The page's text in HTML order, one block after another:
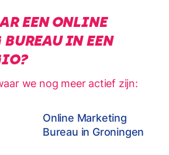
EEN ONLINE
IN EEN
we nog meer actief zijn:
Online Marketing
Bureau in Groningen